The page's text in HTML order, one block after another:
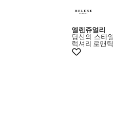
엘렌쥬얼리
당신의 스타
럭셔리 로맨틱